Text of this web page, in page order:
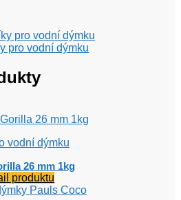
pro vodní dýmku
pro vodní dýmku
vodní dýmku
26 mm 1kg
produktu